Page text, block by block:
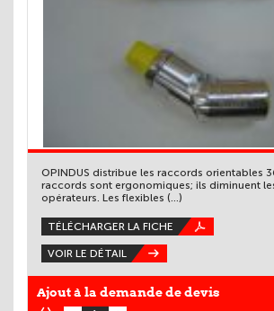
OPINDUS distribue les raccords orientables
raccords sont ergonomiques; ils diminuent
opérateurs. Les flexibles (...)
TÉLÉCHARGER LA FICHE
VOIR LE DÉTAIL
Ajout à la demande de devis